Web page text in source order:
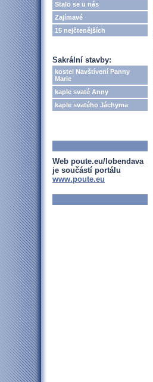
Stalo se u nás
Zajímavé
15 nejčtenějších
Sakrální stavby:
kostel Navštívení Panny
Marie
kaple svaté Anny
kaple svatého Jáchyma
Web poute.eu/lobendava
je součástí portálu
www.poute.eu